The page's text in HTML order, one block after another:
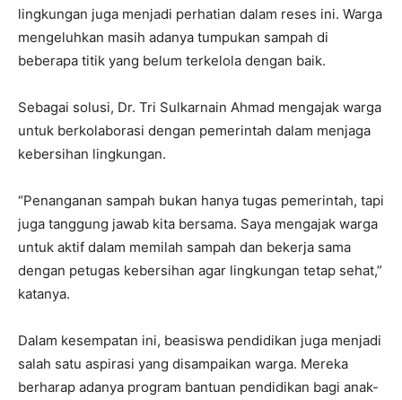
lingkungan juga menjadi perhatian dalam reses ini. Warga
mengeluhkan masih adanya tumpukan sampah di
beberapa titik yang belum terkelola dengan baik.
Sebagai solusi, Dr. Tri Sulkarnain Ahmad mengajak warga
untuk berkolaborasi dengan pemerintah dalam menjaga
kebersihan lingkungan.
“Penanganan sampah bukan hanya tugas pemerintah, tapi
juga tanggung jawab kita bersama. Saya mengajak warga
untuk aktif dalam memilah sampah dan bekerja sama
dengan petugas kebersihan agar lingkungan tetap sehat,”
katanya.
Dalam kesempatan ini, beasiswa pendidikan juga menjadi
salah satu aspirasi yang disampaikan warga. Mereka
berharap adanya program bantuan pendidikan bagi anak-